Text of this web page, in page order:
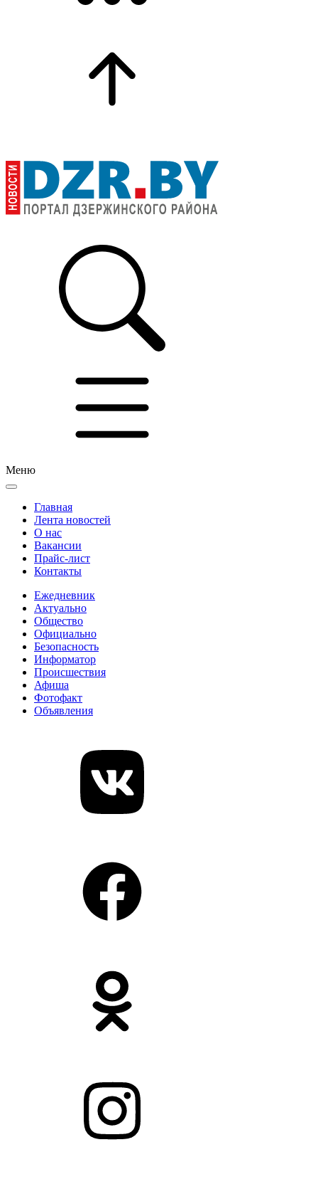
Меню
Главная
Лента новостей
О нас
Вакансии
Прайс-лист
Контакты
Ежедневник
Актуально
Общество
Официально
Безопасность
Информатор
Происшествия
Афиша
Фотофакт
Объявления